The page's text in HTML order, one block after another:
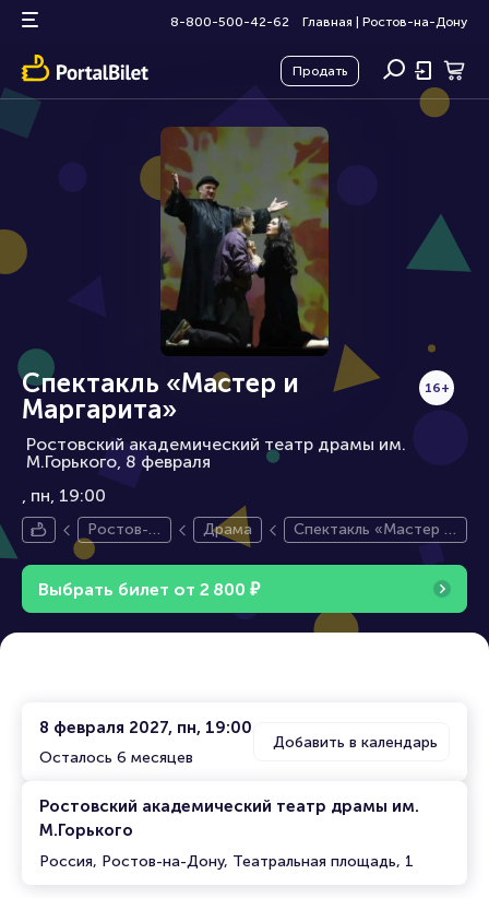
8-800-500-42-62 Главная Ростов-на-Дону
Продать
Спектакль «Мастер и
Маргарита»
Ростовский академический театр драмы им.
М.Горького, 8 февраля
16+
пн, 19:00
Ростов-н
а-Дону
Драма
Спектакль «Мастер и
Выбрать билет от 2 800 ₽
8 февраля 2027, пн, 19:00
Осталось 6 месяцев
Добавить в календарь
Ростовский академический театр драмы им.
М.Горького
Россия, Ростов-на-Дону, Театральная площадь, 1